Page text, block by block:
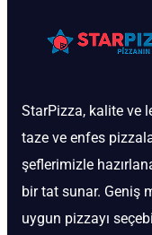
StarPizza, kalite ve
taze ve enfes
şeflerimizle
bir tat sunar. Geniş
uygun pizzayı